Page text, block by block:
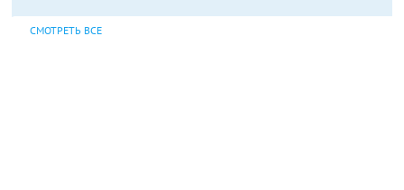
СМОТРЕТЬ ВСЕ